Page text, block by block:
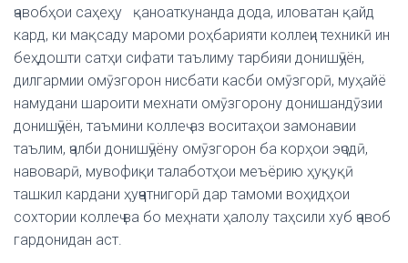
ҷавобҳои саҳеҳу қаноаткунанда дода, иловатан қайд
кард, ки мақсаду мароми роҳбарияти коллеҷи техникӣ ин
беҳдошти сатҳи сифати таълиму тарбияи донишҷӯён,
дилгармии омӯзгорон нисбати касби омӯзгорӣ, муҳайё
намудани шароити мехнати омӯзгорону донишандӯзии
донишҷӯён, таъмини коллеҷ аз воситаҳои замонавии
таълим, ҷалби донишҷӯёну омӯзгорон ба корҳои эҷодӣ,
навоварӣ, мувофиқи талаботҳои меъёрию ҳуқуқӣ
ташкил кардани ҳуҷҷатнигорӣ дар тамоми воҳидҳои
сохтории коллеҷ ва бо меҳнати ҳалолу таҳсили хуб ҷавоб
гардонидан аст.